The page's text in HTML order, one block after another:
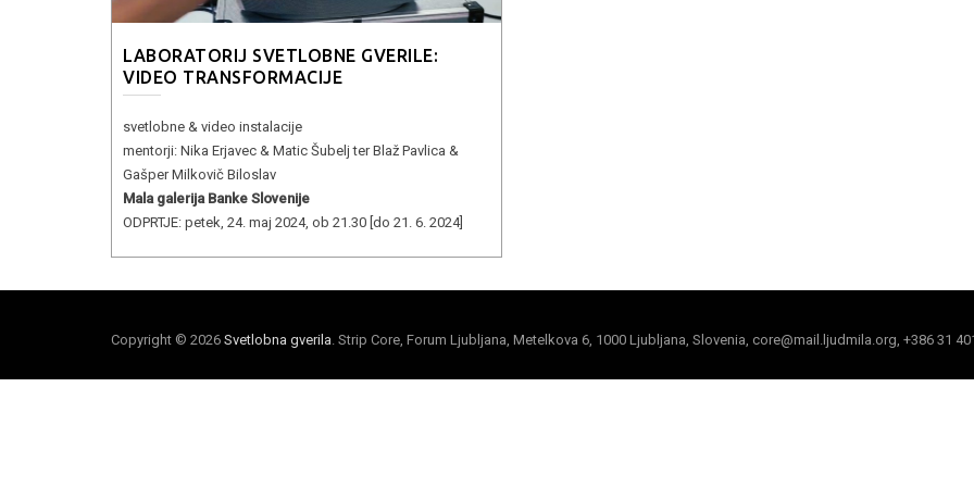
LABORATORIJ SVETLOBNE GVERILE:
VIDEO TRANSFORMACIJE
svetlobne & video instalacije
mentorji: Nika Erjavec & Matic Šubelj ter Blaž Pavlica &
Gašper Milkovič Biloslav
Mala galerija Banke Slovenije
ODPRTJE: petek, 24. maj 2024, ob 21.30 [do 21. 6. 2024]
Copyright © 2026 Svetlobna gverila . Strip Core, Forum Ljubljana, Metelkova 6, 1000 Ljubljana, Slovenia, core@mail.ljudmila.org, +386 31